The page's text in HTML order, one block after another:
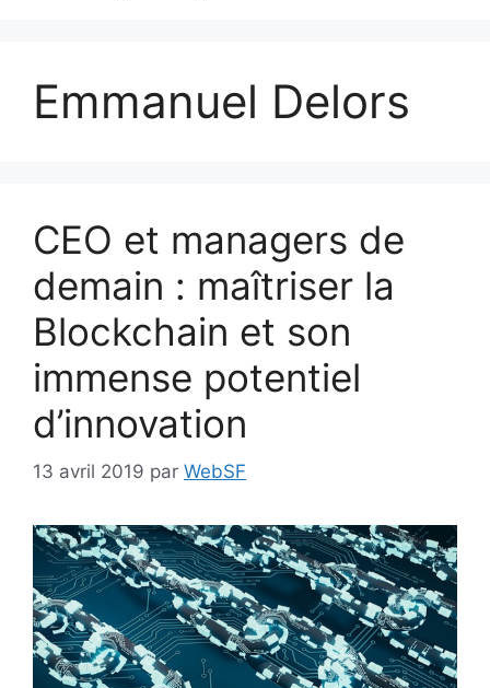
Emmanuel Delors
CEO et managers de
demain : maîtriser la
Blockchain et son
immense potentiel
d’innovation
13 avril 2019 par WebSF